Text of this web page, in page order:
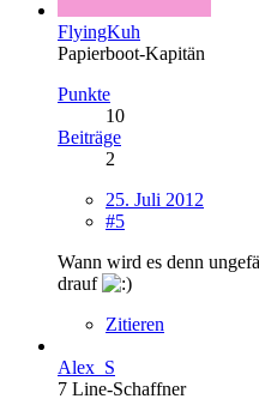
FlyingKuh
Papierboot-Kapitän
Punkte
10
Beiträge
2
25. Juli 2012
#5
Wann wird es denn
drauf
Zitieren
Alex_S
7 Line-Schaffner